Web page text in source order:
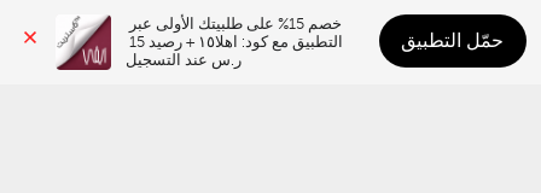
ر.س عند التسجيل
حمّل التطبيق